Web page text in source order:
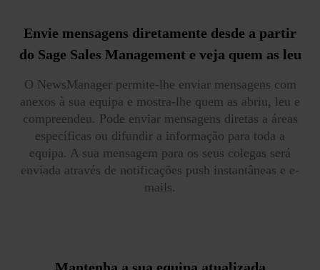
Envie mensagens diretamente desde a partir
do Sage Sales Management e veja quem as leu
O NewsManager permite-lhe enviar mensagens com
anexos à sua equipa e mostra-lhe quem as abriu, leu e
compreendeu. Pode enviar mensagens diretas a áreas
específicas ou difundir a informação para toda a
equipa. A sua mensagem para os seus colegas será
enviada através de notificações push instantâneas e e-
mails.